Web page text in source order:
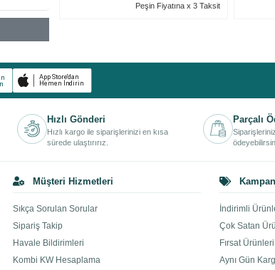
Peşin Fiyatına x 3 Taksit
Hızlı Gönderi
Hızlı kargo ile siparişlerinizi en kısa
sürede ulaştırırız.
Parçalı
Müşteri Hizmetleri
Sıkça Sorulan Sorular
Sipariş Takip
Havale Bildirimleri
Kombi KW Hesaplama
İndirimli
Çok Satan
Fırsat Ürünleri
Aynı Gün